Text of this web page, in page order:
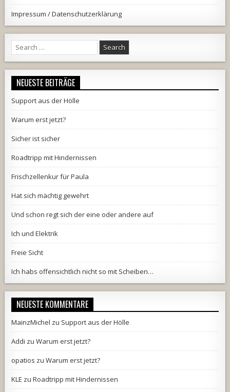
Impressum / Datenschutzerklärung
Search
for:
NEUESTE BEITRÄGE
Support aus der Hölle
Warum erst jetzt?
Sicher ist sicher
Roadtripp mit Hindernissen
Frischzellenkur für Paula
Hat sich mächtig gewehrt
Und schon regt sich der eine oder andere auf
Ich und Elektrik
Freie Sicht
Ich habs offensichtlich nicht so mit Scheiben…
NEUESTE KOMMENTARE
MainzMichel zu Support aus der Hölle
Addi zuWarum erst jetzt?
opatios zuWarum erst jetzt?
KLE zuRoadtripp mit Hindernissen